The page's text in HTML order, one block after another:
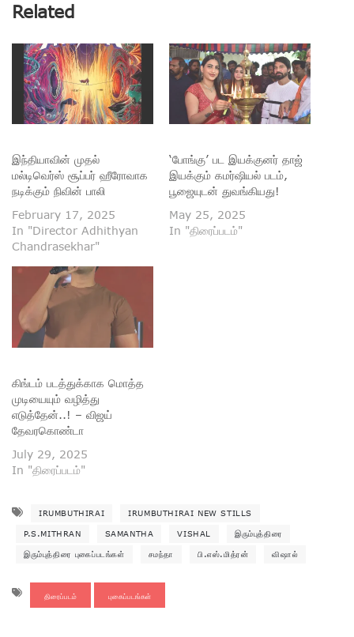
Related
இந்தியாவின் முதல்
மல்டிவெர்ஸ் சூப்பர் ஹீரோவாக
நடிக்கும் நிவின் பாலி
February 17, 2025
In "Director Adhithyan
Chandrasekhar"
‘போங்கு’ பட இயக்குனர் தாஜ்
இயக்கும் கமர்ஷியல் படம்,
பூஜையுடன் துவங்கியது!
May 25, 2025
In "திரைப்படம்"
கிங்டம் படத்துக்காக மொத்த
முடியையும் வழித்து
எடுத்தேன்..! – விஜய்
தேவரகொண்டா
July 29, 2025
In "திரைப்படம்"
IRUMBUTHIRAI IRUMBUTHIRAI NEW STILLS
P.S.MITHRAN SAMANTHA VISHAL இரும்புத்திரை
இரும்புத்திரை புகைப்படங்கள் சமந்தா பி.எஸ்.மித்ரன் விஷால்
திரைப்படம் புகைப்படங்கள்